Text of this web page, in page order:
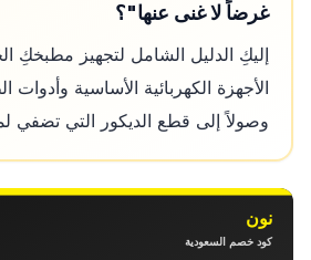
غرضاً لا غنى عنها"؟
إليكِ الدليل الشامل لتجهيز مطبخكِ
الأجهزة الكهربائية الأساسية وأدوات
وصولاً إلى قطع الديكور التي تضفي